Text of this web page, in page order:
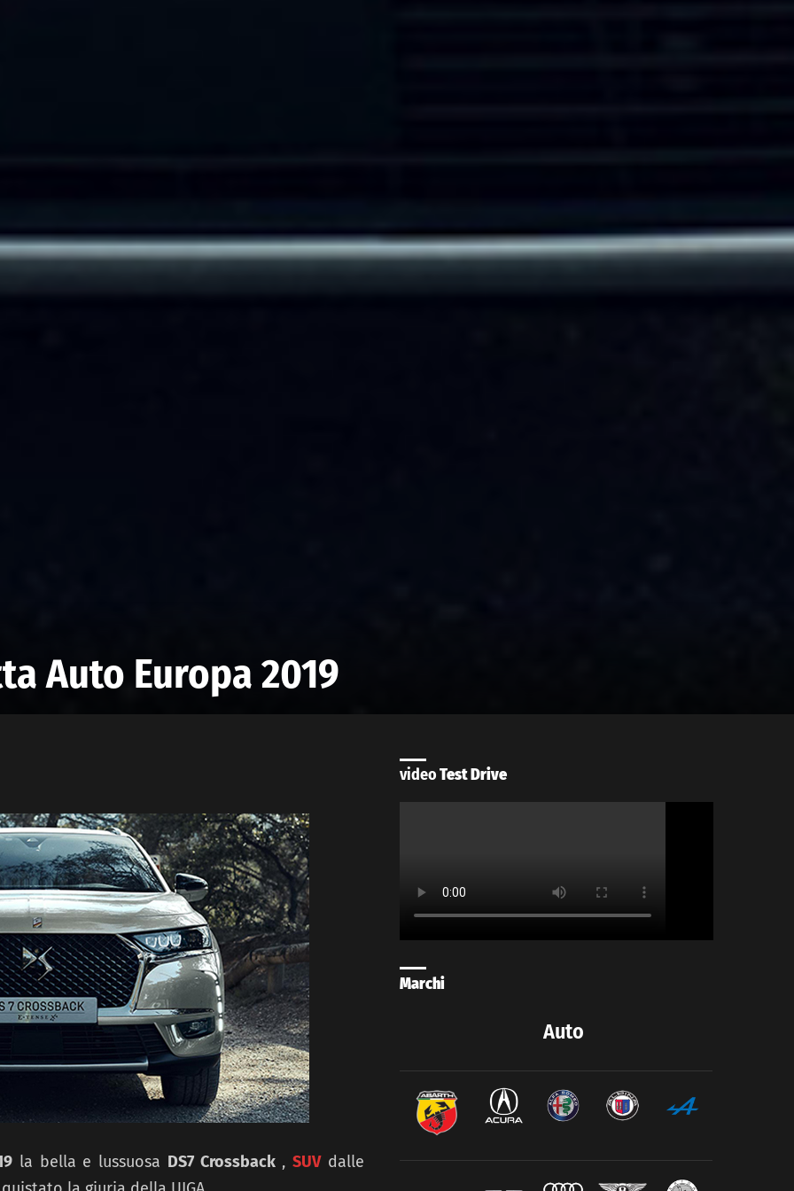
Auto Europa 2019
la bella e lussuosa DS7 Crossback,SUVdalle
videoTest Drive
Marchi
Auto